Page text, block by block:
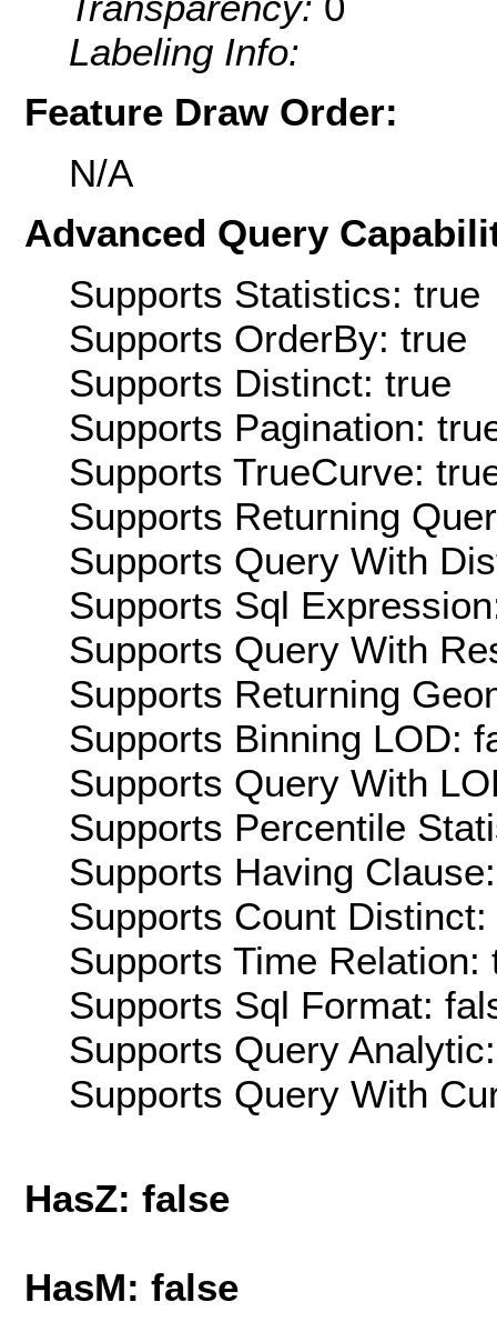
Labeling Info:
Feature Draw Order:
N/A
Advanced Query
Supports Statistics: true
Supports OrderBy: true
Supports Distinct: true
Supports Pagination:
Supports TrueCurve:
Supports Returning
Supports Query With
Supports Sql
Supports Query With
Supports Returning
Supports Binning LOD:
Supports Query With
Supports Percentile
Supports Having
Supports Count Distinct:
Supports Time Relation:
Supports Sql Format:
Supports Query
Supports Query With
HasZ: false
HasM: false